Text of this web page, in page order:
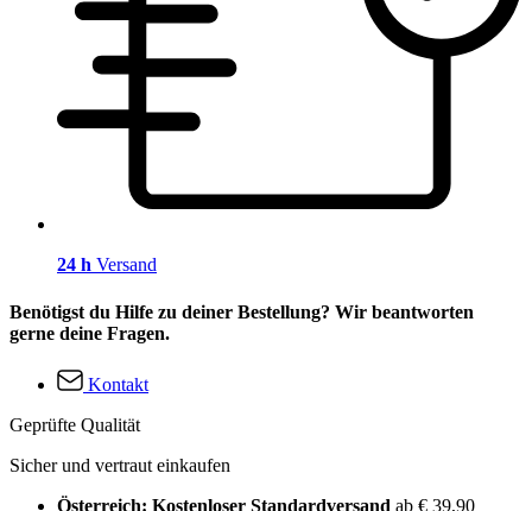
24 h Versand
Benötigst du Hilfe zu deiner Bestellung? Wir beantworten
gerne deine Fragen.
Kontakt
Geprüfte Qualität
Sicher und vertraut einkaufen
Österreich: Kostenloser Standardversand ab € 39,90